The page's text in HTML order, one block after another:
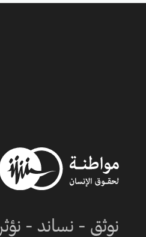
نوثق - نساند - نؤثر